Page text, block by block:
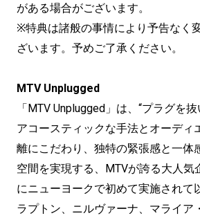
がある場合がございます。
※特典は諸般の事情により予告なく
ざいます。予めご了承ください。
MTV Unplugged
「MTV Unplugged」は、“プラグを抜
アコースティックな手法とオーディ
離にこだわり、独特の緊張感と一体
空間を実現する、MTVが誇る大人気
にニューヨークで初めて実施されて
ラプトン、ニルヴァーナ、マライア